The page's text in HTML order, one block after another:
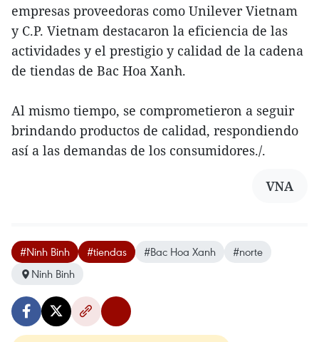
empresas proveedoras como Unilever Vietnam
y C.P. Vietnam destacaron la eficiencia de las
actividades y el prestigio y calidad de la cadena
de tiendas de Bac Hoa Xanh.
Al mismo tiempo, se comprometieron a seguir
brindando productos de calidad, respondiendo
así a las demandas de los consumidores./.
VNA
#Ninh Binh #tiendas #Bac Hoa Xanh
#norte
Ninh Binh